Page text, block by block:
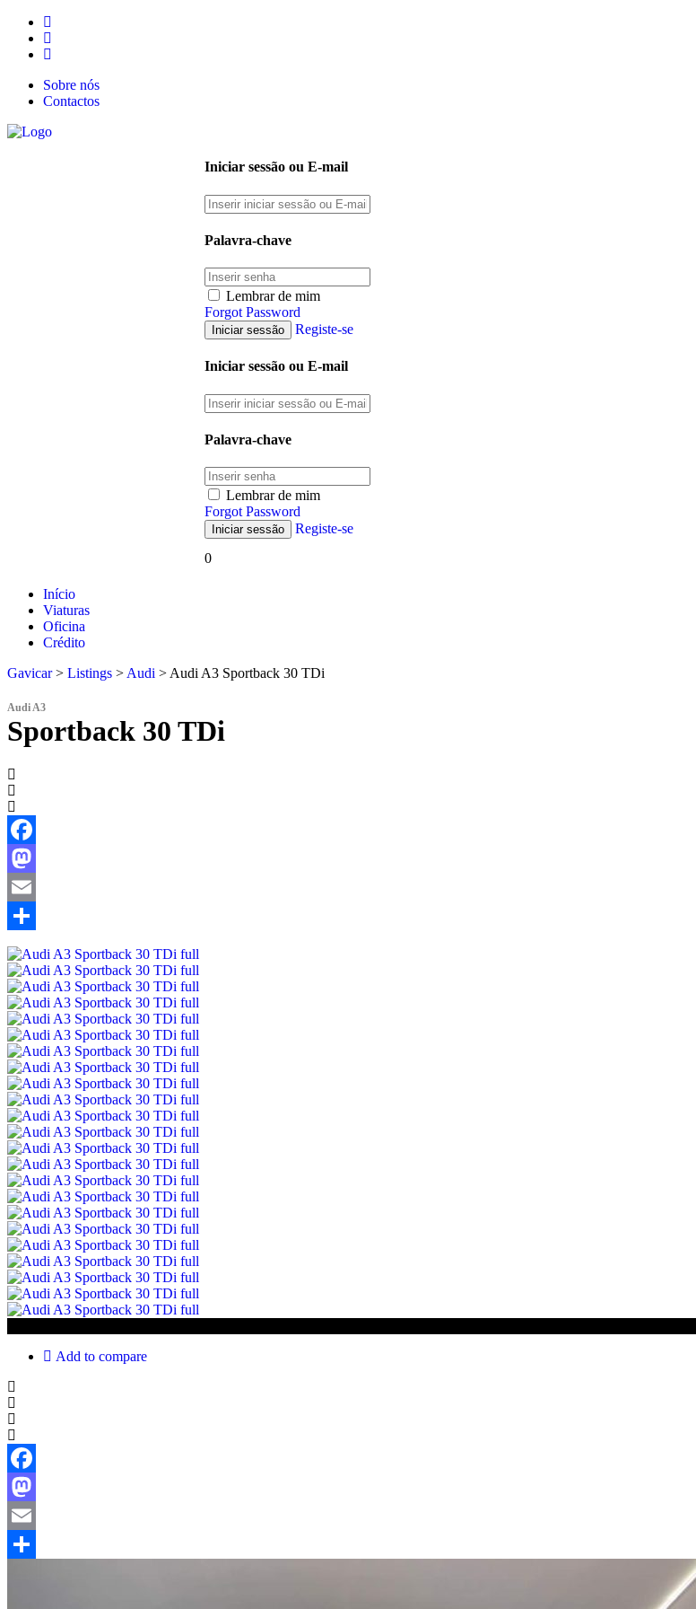
Sobre nós
Contactos
Iniciar sessão ou E-mail
Palavra-chave
Lembrar de mim
Forgot Password
Registe-se
Iniciar sessão ou E-mail
Palavra-chave
Lembrar de mim
Forgot Password
Registe-se
0
Início
Viaturas
Oficina
Crédito
Gavicar> Listings > Audi > Audi A3 Sportback 30 TDi
Audi A3
Sportback 30 TDi
Facebook
Mastodon
Email
Share
Add to compare
Facebook
Mastodon
Email